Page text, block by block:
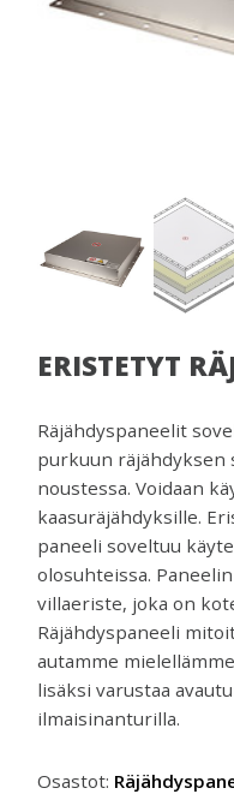
ja
ERISTETYT
Räjähdyspaneelit
purkuun räjähdyksen
noustessa. Voidaan
kaasuräjähdyksille.
paneeli soveltuu
olosuhteissa.
villaeriste, joka on
Räjähdyspaneeli
autamme
lisäksi varustaa
ilmaisinanturilla.
Osastot: